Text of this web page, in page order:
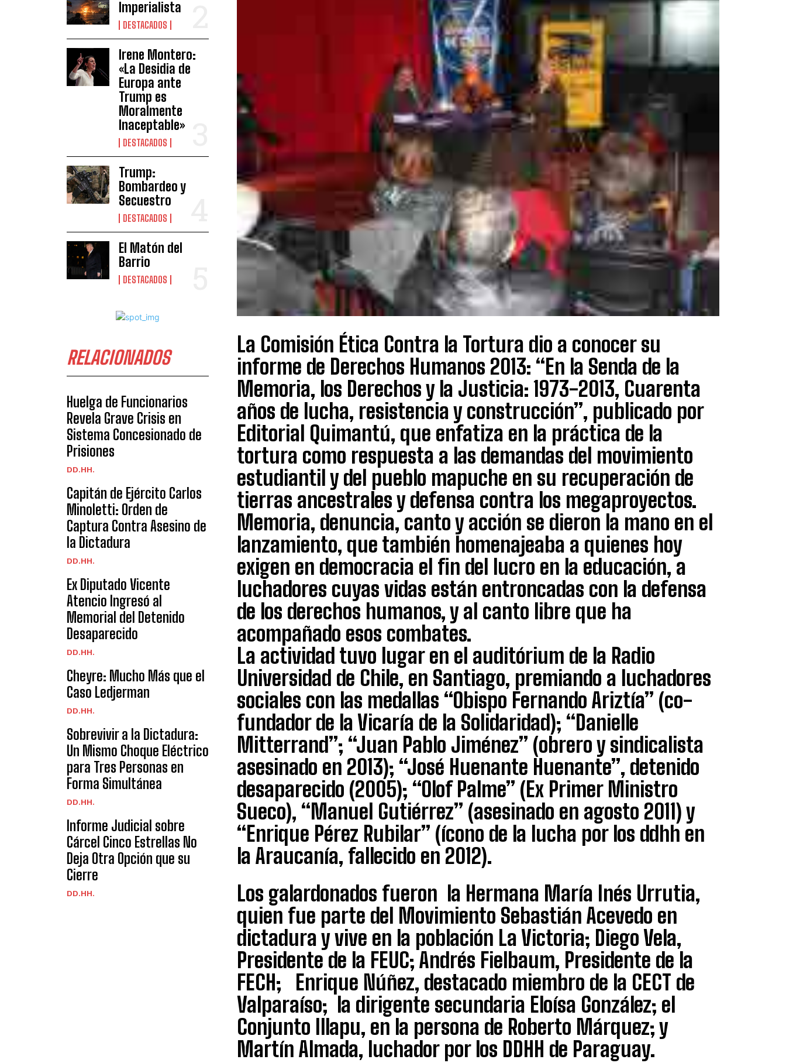
Imperialista
DESTACADOS
Irene Montero:
«La Desidia de
Europa ante
Trump es
Moralmente
Inaceptable»
DESTACADOS
Trump:
Bombardeo y
Secuestro
DESTACADOS
El Matón del
Barrio
DESTACADOS
RELACIONADOS
Huelga de Funcionarios
Revela Grave Crisis en
Sistema Concesionado de
Prisiones
DD.HH.
Capitán de Ejército Carlos
Minoletti: Orden de
Captura Contra Asesino de
la Dictadura
DD.HH.
Ex Diputado Vicente
Atencio Ingresó al
Memorial del Detenido
Desaparecido
DD.HH.
Cheyre: Mucho Más que el
Caso Ledjerman
DD.HH.
Sobrevivir a la Dictadura:
Un Mismo Choque Eléctrico
para Tres Personas en
Forma Simultánea
DD.HH.
Informe Judicial sobre
Cárcel Cinco Estrellas No
Deja Otra Opción que su
Cierre
DD.HH.
La Comisión Ética Contra la Tortura dio a conocer su
informe de Derechos Humanos 2013: “En la Senda de la
Memoria, los Derechos y la Justicia: 1973-2013, Cuarenta
años de lucha, resistencia y construcción”, publicado por
Editorial Quimantú, que enfatiza en la práctica de la
tortura como respuesta a las demandas del movimiento
estudiantil y del pueblo mapuche en su recuperación de
tierras ancestrales y defensa contra los megaproyectos.
Memoria, denuncia, canto y acción se dieron la mano en el
lanzamiento, que también homenajeaba a quienes hoy
exigen en democracia el fin del lucro en la educación, a
luchadores cuyas vidas están entroncadas con la defensa
de los derechos humanos, y al canto libre que ha
acompañado esos combates.
La actividad tuvo lugar en el auditórium de la Radio
Universidad de Chile, en Santiago, premiando a luchadores
sociales con las medallas “Obispo Fernando Ariztía” (co-
fundador de la Vicaría de la Solidaridad); “Danielle
Mitterrand”; “Juan Pablo Jiménez” (obrero y sindicalista
asesinado en 2013); “José Huenante Huenante”, detenido
desaparecido (2005); “Olof Palme” (Ex Primer Ministro
Sueco), “Manuel Gutiérrez” (asesinado en agosto 2011) y
“Enrique Pérez Rubilar” (ícono de la lucha por los ddhh en
la Araucanía, fallecido en 2012).
Los galardonados fueron la Hermana María Inés Urrutia,
quien fue parte del Movimiento Sebastián Acevedo en
dictadura y vive en la población La Victoria; Diego Vela,
Presidente de la FEUC; Andrés Fielbaum, Presidente de la
FECH; Enrique Núñez, destacado miembro de la CECT de
Valparaíso; la dirigente secundaria Eloísa González; el
Conjunto Illapu, en la persona de Roberto Márquez; y
Martín Almada, luchador por los DDHH de Paraguay.